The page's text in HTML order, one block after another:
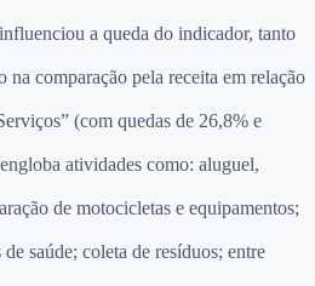
a queda do indicador, tanto
comparação pela receita em relação
(com quedas de 26,8% e
atividades como: aluguel,
de motocicletas e equipamentos;
saúde; coleta de resíduos; entre